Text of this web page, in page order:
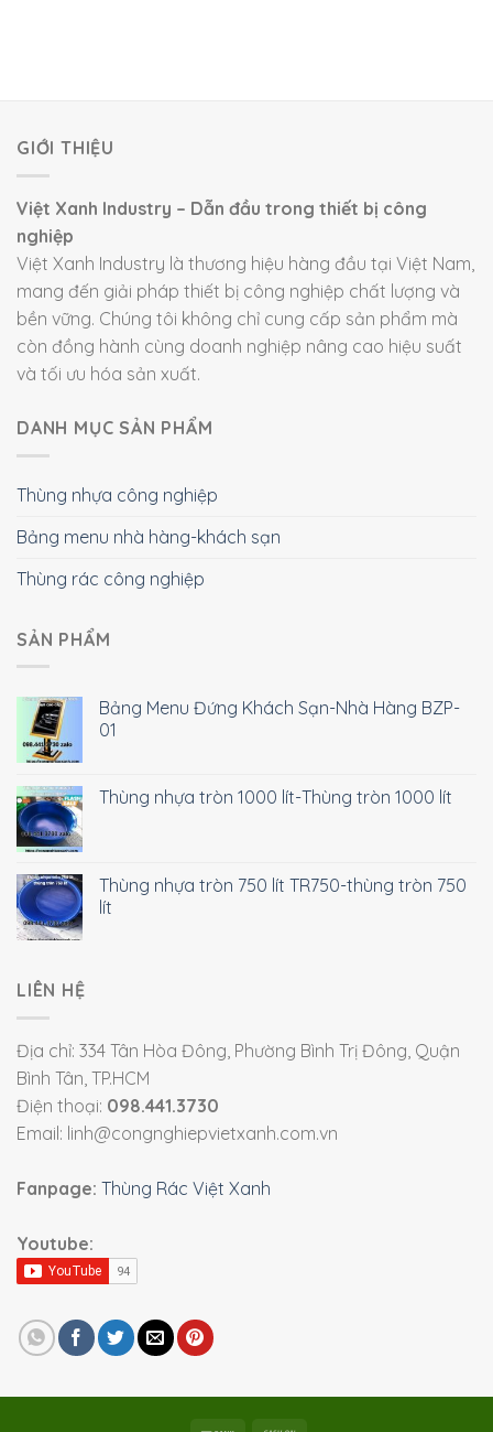
GIỚI THIỆU
Việt Xanh Industry – Dẫn đầu trong thiết bị công
nghiệp
Việt Xanh Industry là thương hiệu hàng đầu tại Việt Nam,
mang đến giải pháp thiết bị công nghiệp chất lượng và
bền vững. Chúng tôi không chỉ cung cấp sản phẩm mà
còn đồng hành cùng doanh nghiệp nâng cao hiệu suất
và tối ưu hóa sản xuất.
DANH MỤC SẢN PHẨM
Thùng nhựa công nghiệp
Bảng menu nhà hàng-khách sạn
Thùng rác công nghiệp
SẢN PHẨM
Bảng Menu Đứng Khách Sạn-Nhà Hàng BZP-
01
Thùng nhựa tròn 1000 lít-Thùng tròn 1000 lít
Thùng nhựa tròn 750 lít TR750-thùng tròn 750
lít
LIÊN HỆ
Địa chỉ: 334 Tân Hòa Đông, Phường Bình Trị Đông, Quận
Bình Tân, TP.HCM
Điện thoại: 098.441.3730
Email: linh@congnghiepvietxanh.com.vn
Fanpage: Thùng Rác Việt Xanh
Youtube: